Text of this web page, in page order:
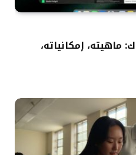
إمكانياته،